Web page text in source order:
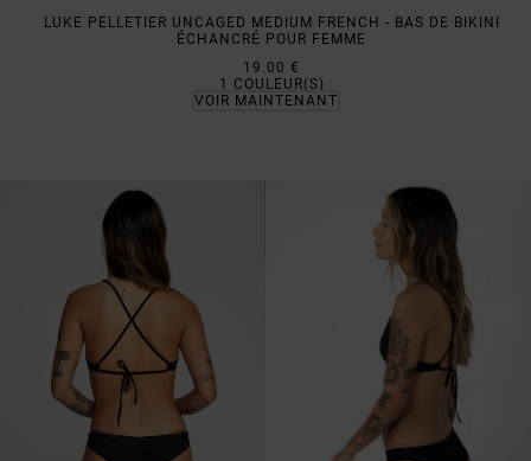
LUKE PELLETIER UNCAGED MEDIUM FRENCH - BAS DE BIKINI
ÉCHANCRÉ POUR FEMME
19.00 €
1
COULEUR(S)
VOIR MAINTENANT